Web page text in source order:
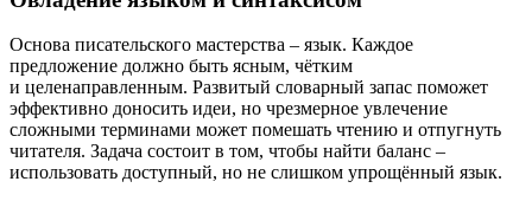
Основа писательского мастерства – язык. Каждое
предложение должно быть ясным, чётким
и целенаправленным. Развитый словарный запас поможет
эффективно доносить идеи, но чрезмерное увлечение
сложными терминами может помешать чтению и отпугнуть
читателя. Задача состоит в том, чтобы найти баланс –
использовать доступный, но не слишком упрощённый язык.